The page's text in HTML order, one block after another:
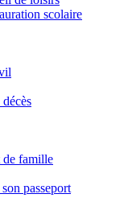
scolaire
de famille
passeport